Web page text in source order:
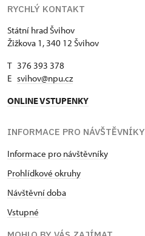
RYCHLÝ KONTAKT
Státní hrad Švihov
Žižkova 1, 340 12 Švihov
T 376 393 378
E svihov@npu.cz
ONLINE VSTUPENKY
INFORMACE PRO NÁVŠTĚVNÍKY
Informace pro návštěvníky
Prohlídkové okruhy
Návštěvní doba
Vstupné